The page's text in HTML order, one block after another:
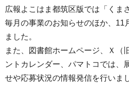
広報よこはま都筑区版では「くま
毎月の事業のお知らせのほか、11
ました。
また、図書館ホームページ、Ｘ（
ントカレンダー、パマトコでは、
せや応募状況の情報発信を行いま